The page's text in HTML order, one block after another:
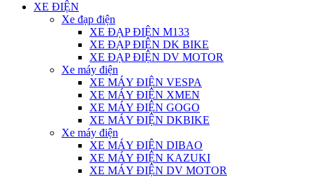
XE ĐIỆN
Xe đạp điện
XE ĐẠP ĐIỆN M133
XE ĐẠP ĐIỆN DK BIKE
XE ĐẠP ĐIỆN DV MOTOR
Xe máy điện
XE MÁY ĐIỆN VESPA
XE MÁY ĐIỆN XMEN
XE MÁY ĐIỆN GOGO
XE MÁY ĐIỆN DKBIKE
Xe máy điện
XE MÁY ĐIỆN DIBAO
XE MÁY ĐIỆN KAZUKI
XE MÁY ĐIỆN DV MOTOR